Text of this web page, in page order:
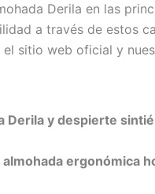
Derila en las
a través de estos
sitio web oficial y
Derila y despierte
ergonómica